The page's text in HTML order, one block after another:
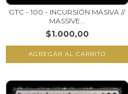
GTC - 100 - INCURSIÓN MASIVA //
MASSIVE...
$1.000,00